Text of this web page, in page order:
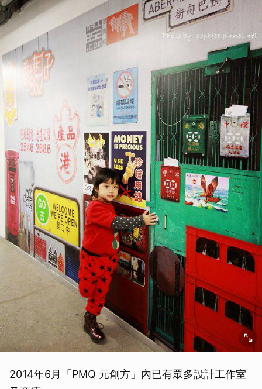
2014年6月「PMQ 元創方」內已有眾多設計工作室